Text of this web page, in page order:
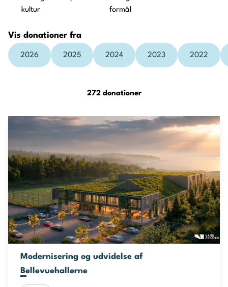
kultur
formål
Vis donationer fra
2026 2025 2024 2023 2022
272 donationer
Modernisering og udvidelse af
Bellevuehallerne